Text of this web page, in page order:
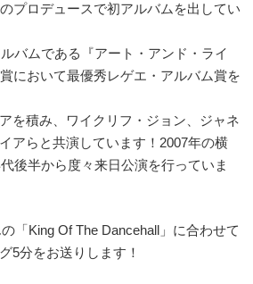
プロデュースで初アルバムを出してい
バムである『アート・アンド・ライ
において最優秀レゲエ・アルバム賞を
を積み、ワイクリフ・ジョン、ジャネ
アらと共演しています！2007年の横
後半から度々来日公演を行っていま
「King Of The Dancehall」に合わせて
5分をお送りします！